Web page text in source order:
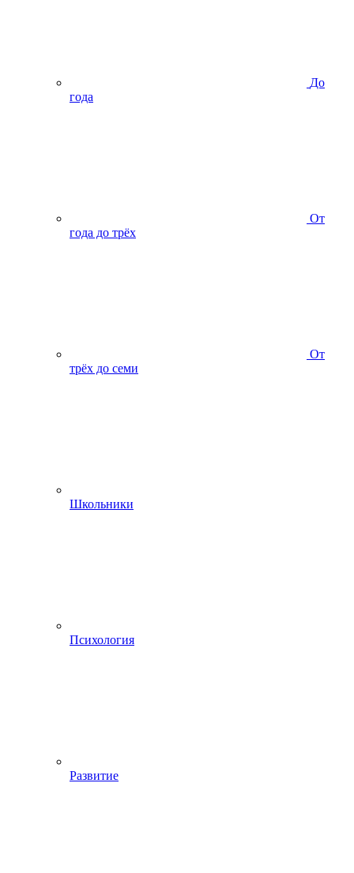
До
года
От
года до трёх
От
трёх до семи
Школьники
Психология
Развитие